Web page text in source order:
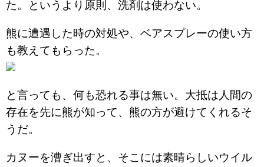
た。というより原則、洗剤は使わない。
熊に遭遇した時の対処や、ベアスプレーの使い方
も教えてもらった。
と言っても、何も恐れる事は無い。大抵は人間の
存在を先に熊が知って、熊の方が避けてくれるそ
うだ。
カヌーを漕ぎ出すと、そこには素晴らしいウイル